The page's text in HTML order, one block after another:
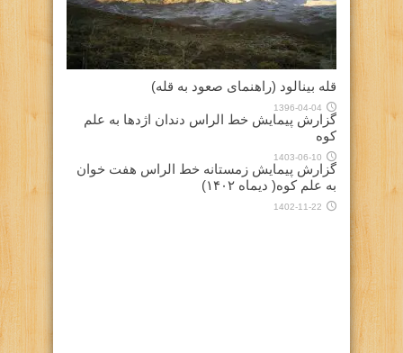
قله بینالود (راهنمای صعود به قله)
1396-04-04
گزارش پیمایش خط الراس دندان اژدها به علم
کوه
1403-06-10
گزارش پیمایش زمستانه خط الراس هفت خوان
به علم کوه( دیماه ۱۴۰۲)
1402-11-22